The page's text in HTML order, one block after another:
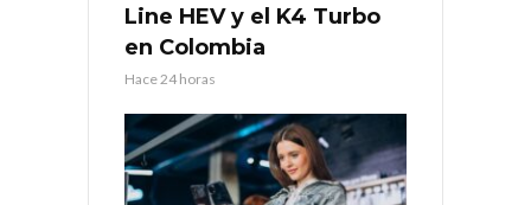
Line HEV y el K4 Turbo
en Colombia
Hace 24 horas